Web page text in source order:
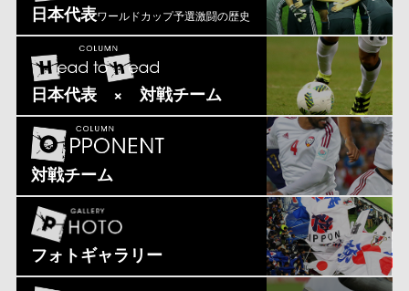
日本代表ワールドカップ予選激闘の歴史
日本代表 × 対戦チーム
対戦チーム
フォトギャラリー